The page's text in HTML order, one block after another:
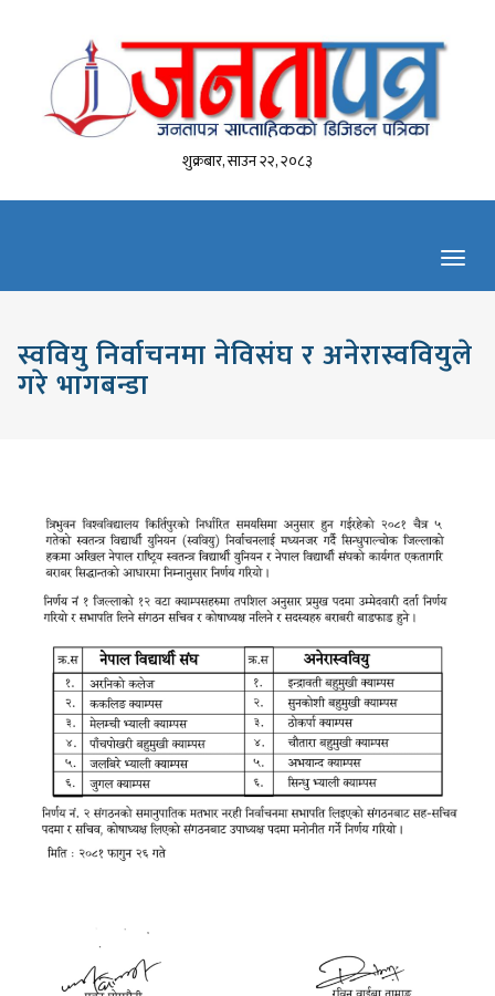
शुक्रबार, साउन २२, २०८३
स्ववियु निर्वाचनमा नेविसंघ र अनेरास्ववियुले
गरे भागबन्डा